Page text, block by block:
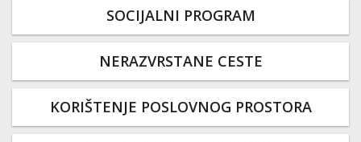
SOCIJALNI PROGRAM
NERAZVRSTANE CESTE
KORIŠTENJE POSLOVNOG PROSTORA